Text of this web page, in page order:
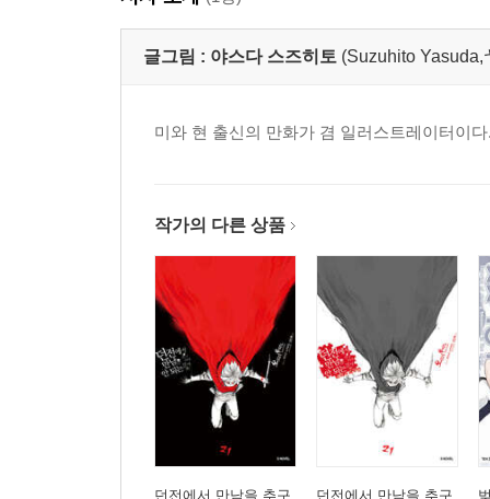
글그림 : 야스다 스즈히토 (Suzuhito Yasuda,
미와 현 출신의 만화가 겸 일러스트레이터이
작가의 다른 상품
던전에서 만남을 추구 던전에서 만남을 추구